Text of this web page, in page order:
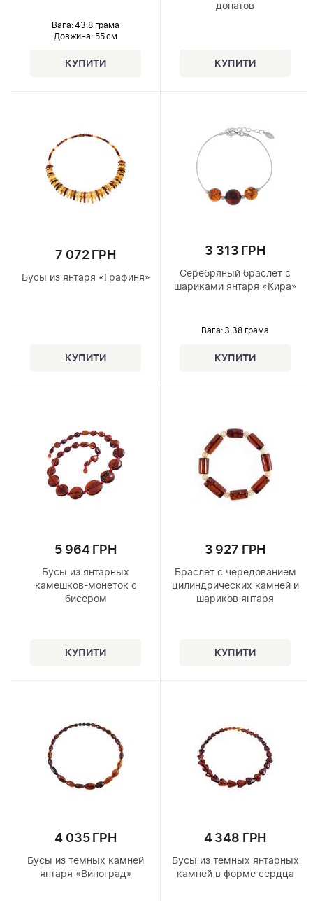
Вага: 43.8 грама
Довжина:55 см
донатов
7 072 ГРН
Бусы из янтаря «Графиня»
3 313 ГРН
Серебряный браслет с
шариками янтаря «Кира»
Вага: 3.38 грама
5 964 ГРН
Бусы из янтарных
камешков-монеток с
бисером
3 927 ГРН
Браслет с чередованием
цилиндрических камней и
шариков янтаря
4 035 ГРН
Бусы из темных камней
янтаря «Виноград»
4 348 ГРН
Бусы из темных янтарных
камней в форме сердца